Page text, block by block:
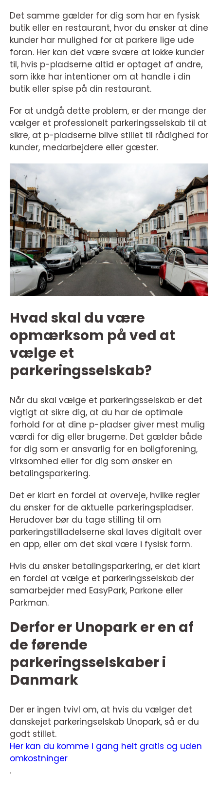
Det samme gælder for dig som har en fysisk
butik eller en restaurant, hvor du ønsker at dine
kunder har mulighed for at parkere lige ude
foran. Her kan det være svære at lokke kunder
til, hvis p-pladserne altid er optaget af andre,
som ikke har intentioner om at handle i din
butik eller spise på din restaurant.
For at undgå dette problem, er der mange der
vælger et professionelt parkeringsselskab til at
sikre, at p-pladserne blive stillet til rådighed for
kunder, medarbejdere eller gæster.
Hvad skal du være
opmærksom på ved at
vælge et
parkeringsselskab?
Når du skal vælge et parkeringsselskab er det
vigtigt at sikre dig, at du har de optimale
forhold for at dine p-pladser giver mest mulig
værdi for dig eller brugerne. Det gælder både
for dig som er ansvarlig for en boligforening,
virksomhed eller for dig som ønsker en
betalingsparkering.
Det er klart en fordel at overveje, hvilke regler
du ønsker for de aktuelle parkeringspladser.
Herudover bør du tage stilling til om
parkeringstilladelserne skal laves digitalt over
en app, eller om det skal være i fysisk form.
Hvis du ønsker betalingsparkering, er det klart
en fordel at vælge et parkeringsselskab der
samarbejder med EasyPark, Parkone eller
Parkman.
Derfor er Unopark er en af
de førende
parkeringsselskaber i
Danmark
Der er ingen tvivl om, at hvis du vælger det
danskejet parkeringselskab Unopark, så er du
godt stillet.
Her kan du komme i gang helt gratis og uden
omkostninger
.